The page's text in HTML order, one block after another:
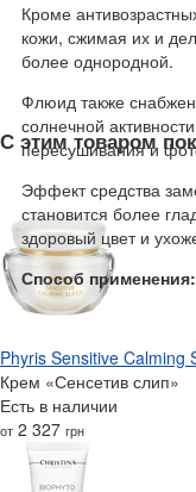
Кроме
кожи, сжимая их и
более однородной.
Флюид также
солнечной
пересушивания и
Эффект средства
становится более
здоровый цвет и
Способ применения:
С этим товаром
Phyris Sensitive Calming
Крем «Сенсетив слип»
Есть в наличии
от 2 327 грн